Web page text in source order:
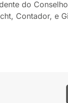
do
Contador, e